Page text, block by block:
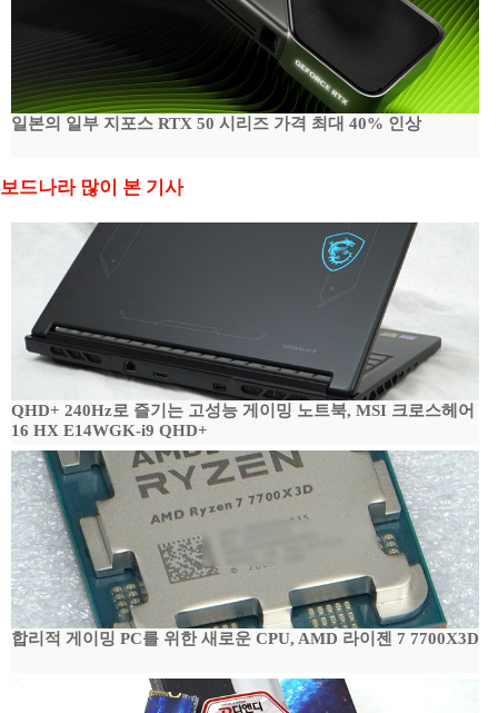
일본의 일부 지포스 RTX 50 시리즈 가격 최대 40% 인상
보드나라 많이 본 기사
QHD+ 240Hz로 즐기는 고성능 게이밍 노트북, MSI 크로스헤어
16 HX E14WGK-i9 QHD+
합리적 게이밍 PC를 위한 새로운 CPU, AMD 라이젠 7 7700X3D